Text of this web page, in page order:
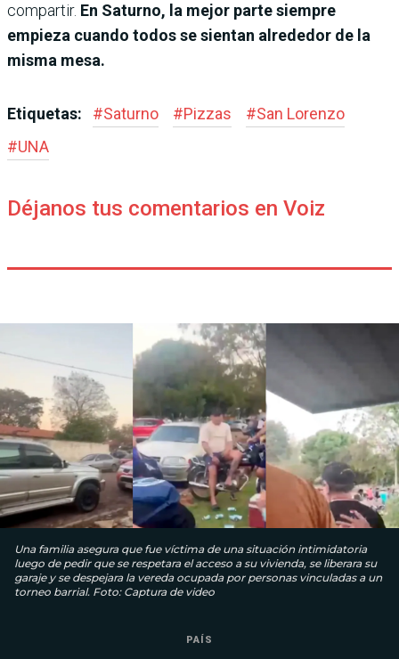
compartir. En Saturno, la mejor parte siempre
empieza cuando todos se sientan alrededor de la
misma mesa.
Etiquetas: #Saturno #Pizzas #San Lorenzo
#UNA
Déjanos tus comentarios en Voiz
Una familia asegura que fue víctima de una situación intimidatoria
luego de pedir que se respetara el acceso a su vivienda, se liberara su
garaje y se despejara la vereda ocupada por personas vinculadas a un
torneo barrial. Foto: Captura de video
PAÍS